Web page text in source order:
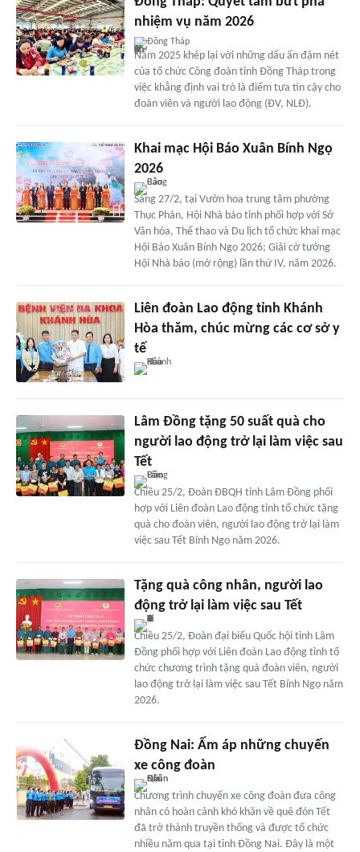
nhiệm vụ năm 2026
Đồng Tháp
Năm 2025 khép lại với những dấu ấn đậm nét
của tổ chức Công đoàn tỉnh Đồng Tháp trong
việc khẳng định vai trò là điểm tựa tin cậy cho
đoàn viên và người lao động (ĐV, NLĐ).
Khai mạc Hội Báo Xuân Bính Ngọ
2026
Sáng 27/2, tại Vườn hoa trung tâm phường
Thục Phán, Hội Nhà báo tỉnh phối hợp với Sở
Văn hóa, Thể thao và Du lịch tổ chức khai mạc
Hội Báo Xuân Bính Ngọ 2026; Giải cờ tướng
Hội Nhà báo (mở rộng) lần thứ IV, năm 2026.
Liên đoàn Lao động tỉnh Khánh
Hòa thăm, chúc mừng các cơ sở y
tế
Lâm Đồng tặng 50 suất quà cho
người lao động trở lại làm việc sau
Tết
Chiều 25/2, Đoàn ĐBQH tỉnh Lâm Đồng phối
hợp với Liên đoàn Lao động tỉnh tổ chức tặng
quà cho đoàn viên, người lao động trở lại làm
việc sau Tết Bính Ngọ năm 2026.
Tặng quà công nhân, người lao
động trở lại làm việc sau Tết
Chiều 25/2, Đoàn đại biểu Quốc hội tỉnh Lâm
Đồng phối hợp với Liên đoàn Lao động tỉnh tổ
chức chương trình tặng quà đoàn viên, người
lao động trở lại làm việc sau Tết Bính Ngọ năm
2026.
Đồng Nai: Ấm áp những chuyến
xe công đoàn
Chương trình chuyến xe công đoàn đưa công
nhân có hoàn cảnh khó khăn về quê đón Tết
đã trở thành truyền thống và được tổ chức
nhiều năm qua tại tỉnh Đồng Nai. Đây là một